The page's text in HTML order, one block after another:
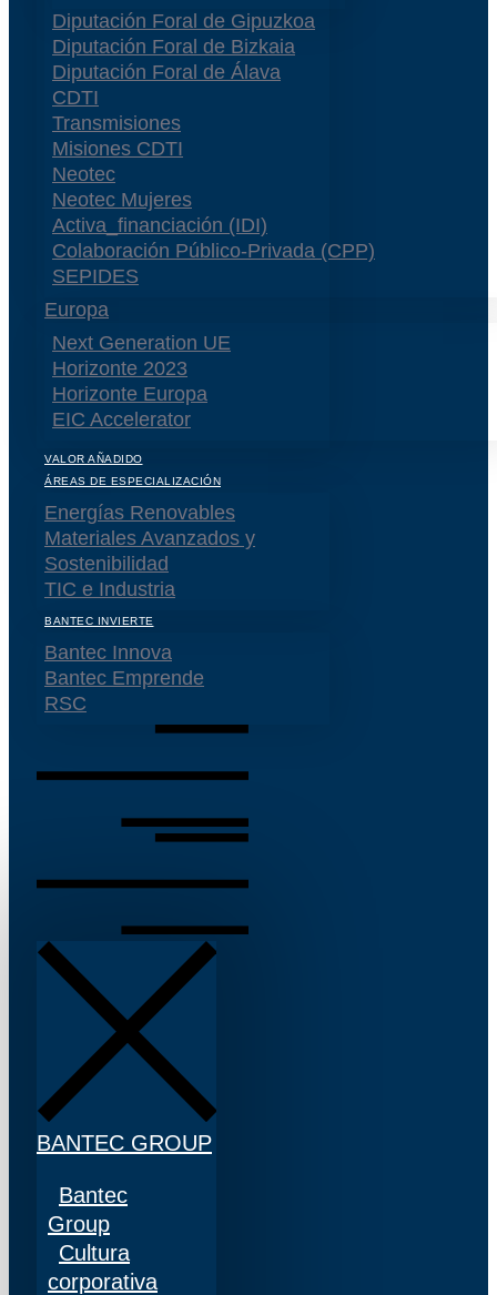
Diputación Foral de Gipuzkoa
Diputación Foral de Bizkaia
Diputación Foral de Álava
CDTI
Transmisiones
Misiones CDTI
Neotec
Neotec Mujeres
Activa_financiación (IDI)
Colaboración Público-Privada (CPP)
SEPIDES
Europa
Next Generation UE
Horizonte 2023
Horizonte Europa
EIC Accelerator
VALOR AÑADIDO
ÁREAS DE ESPECIALIZACIÓN
Energías Renovables
Materiales Avanzados y
Sostenibilidad
TIC e Industria
BANTEC INVIERTE
Bantec Innova
Bantec Emprende
RSC
BANTEC GROUP
Bantec
Group
Cultura
corporativa